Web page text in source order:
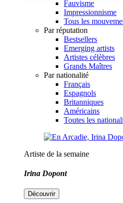
Fauvisme
Impressionnisme
Tous les
Par réputation
Bestsellers
Emerging artists
Artistes célèbres
Grands Maîtres
Par nationalité
Français
Espagnols
Britanniques
Américains
Toutes les
Artiste de la semaine
Irina Dopont
Découvrir